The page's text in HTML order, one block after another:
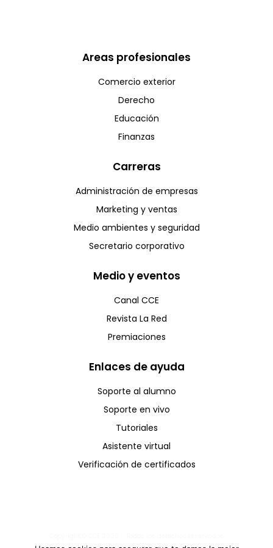
Areas profesionales
Comercio exterior
Derecho
Educación
Finanzas
Carreras
Administración de empresas
Marketing y ventas
Medio ambientes y seguridad
Secretario corporativo
Medio y eventos
Canal CCE
Revista La Red
Premiaciones
Enlaces de ayuda
Soporte al alumno
Soporte en vivo
Tutoriales
Asistente virtual
Verificación de certificados